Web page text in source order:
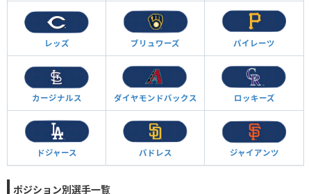
レッズ ブリュワーズ パイレーツ
カージナルス ダイヤモンドバックス ロッキーズ
ドジャース パドレス ジャイアンツ
ポジション別選手一覧